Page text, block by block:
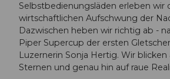
Selbstbedienungsläden erleben wir
wirtschaftlichen Aufschwung der
Dazwischen heben wir richtig ab -
Piper Supercup der ersten
Luzernerin Sonja Hertig. Wir blicken
Sternen und genau hin auf raue